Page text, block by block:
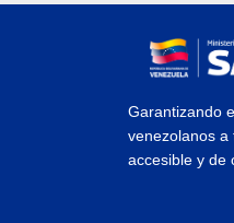
Garantizando
venezolanos a
accesible y de